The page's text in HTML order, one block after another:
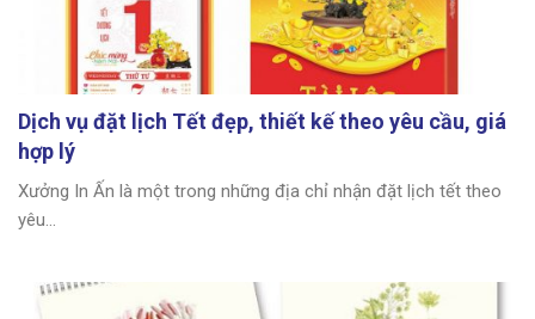
Dịch vụ đặt lịch Tết đẹp, thiết kế theo yêu cầu, giá
hợp lý
Xưởng In Ấn là một trong những địa chỉ nhận đặt lịch tết theo
yêu...